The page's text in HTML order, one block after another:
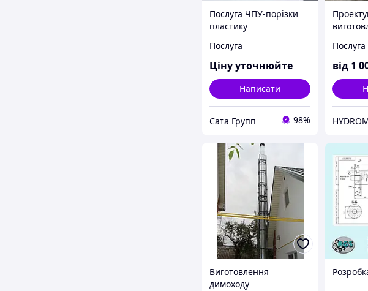
Послуга ЧПУ-порізки
пластику
Послуга
Ціну уточнюйте
Написати
Сата Групп 98%
Послуга
від 1
Виготовлення
димоходу